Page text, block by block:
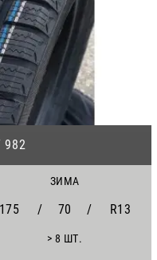
982
ЗИМА
175 / 70 / R13
> 8 ШТ.